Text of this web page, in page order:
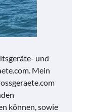
und
Mein
können, sowie